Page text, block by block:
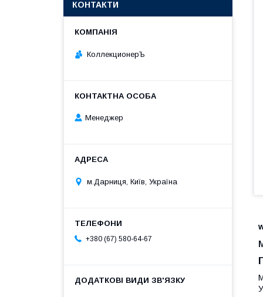
КОНТАКТИ
КоллекционерЪ
Менеджер
м.Дарниця, Київ, Україна
+380 (67) 580-64-67